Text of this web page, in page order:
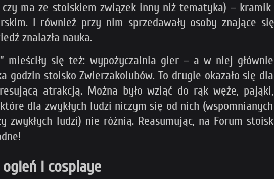
czy ma ze stoiskiem związek inny niż tematyka) –
I również przy nim sprzedawały osoby znające
znalazła nauka.
mieściły się też: wypożyczalnia gier – a w niej głównie
godzin stoisko Zwierzakolubów. To drugie okazało się dla
atrakcją. Można było wziąć do rąk węże, pająki,
dla zwykłych ludzi niczym się od nich (wspomnianych
zwykłych ludzi) nie różnią. Reasumując, na Forum stoisk
i cosplaye